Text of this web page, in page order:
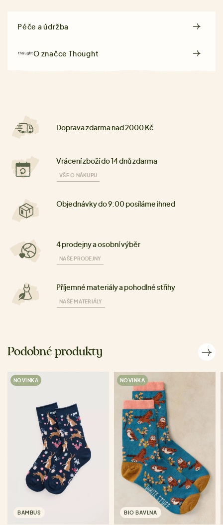
Péče a údržba
O značceThought
Doprava zdarma nad 2000 Kč
Vrácení zboží do 14 dnů zdarma
VŠE O NÁKUPU
Objednávky do 9:00 posíláme ihned
4 prodejny a osobní výběr
NAŠE PRODEJNY
Příjemné materiály a pohodlné střihy
NAŠE MATERIÁLY
Podobné produkty
NOVINKA
BAMBUS
NOVINKA
BIO BAVLNA